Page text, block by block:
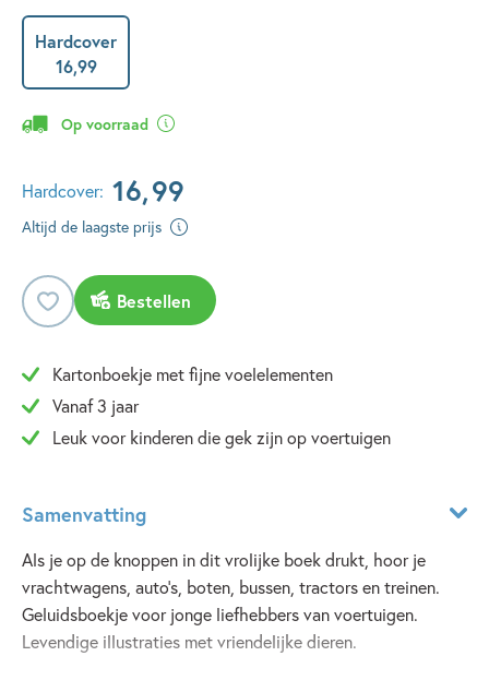
Hardcover
16,99
Op voorraad
Hardcover: 16,99
Altijd de laagste prijs
Bestellen
Kartonboekje met fijne voelelementen
Vanaf 3 jaar
Leuk voor kinderen die gek zijn op voertuigen
Samenvatting
Als je op de knoppen in dit vrolijke boek drukt, hoor je
vrachtwagens, auto's, boten, bussen, tractors en treinen.
Geluidsboekje voor jonge liefhebbers van voertuigen.
Levendige illustraties met vriendelijke dieren.